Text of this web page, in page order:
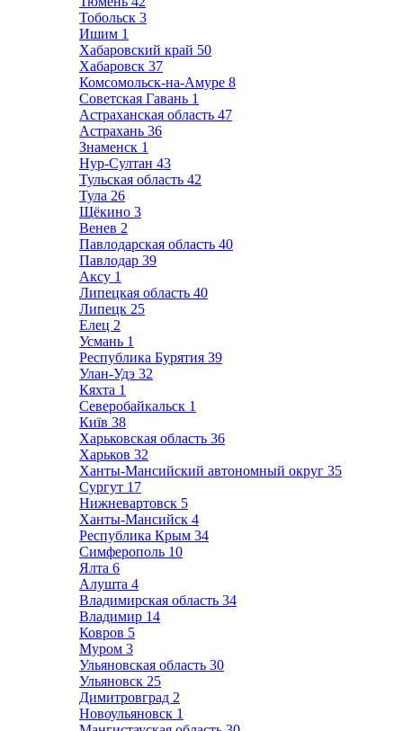
Тобольск 3
Ишим 1
Хабаровский край 50
Хабаровск 37
Комсомольск-на-Амуре 8
Советская Гавань 1
Астраханская область 47
Астрахань 36
Знаменск 1
Нур-Султан 43
Тульская область 42
Тула 26
Щёкино 3
Венев 2
Павлодарская область 40
Павлодар 39
Аксу 1
Липецкая область 40
Липецк 25
Елец 2
Усмань 1
Республика Бурятия 39
Улан-Удэ 32
Кяхта 1
Северобайкальск 1
Київ 38
Харьковская область 36
Харьков 32
Ханты-Мансийский автономный округ 35
Сургут 17
Нижневартовск 5
Ханты-Мансийск 4
Республика Крым 34
Симферополь 10
Ялта 6
Алушта 4
Владимирская область 34
Владимир 14
Ковров 5
Муром 3
Ульяновская область 30
Ульяновск 25
Димитровград 2
Новоульяновск 1